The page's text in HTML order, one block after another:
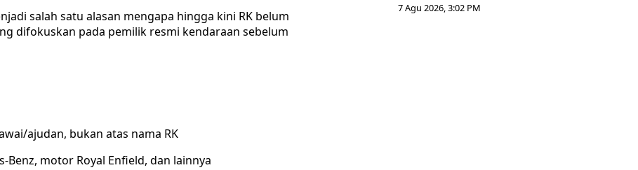
salah satu alasan mengapa hingga kini RK belum
difokuskan pada pemilik resmi kendaraan sebelum
ajudan, bukan atas nama RK
Benz, motor Royal Enfield, dan lainnya
7 Agu 2026, 3:02 PM